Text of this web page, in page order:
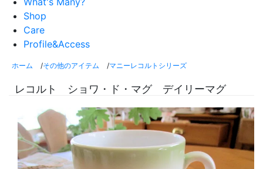
Shop
Care
Profile&Access
ホーム /その他のアイテム /マニーレコルトシリーズ
レコルト ショワ・ド・マグ デイリーマグ